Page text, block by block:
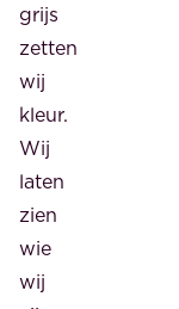
grijs
zetten
wij
kleur.
Wij
laten
zien
wie
wij